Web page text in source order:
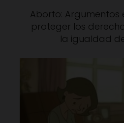
Aborto:
proteger los
la igualdad